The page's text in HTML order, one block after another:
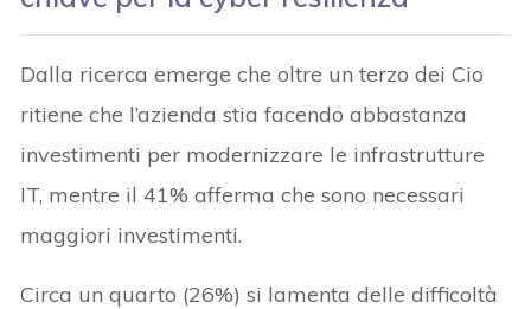
Dalla ricerca emerge che oltre un terzo dei Cio
ritiene che l’azienda stia facendo abbastanza
investimenti per modernizzare le infrastrutture
IT, mentre il 41% afferma che sono necessari
maggiori investimenti.
Circa un quarto (26%) si lamenta delle difficoltà